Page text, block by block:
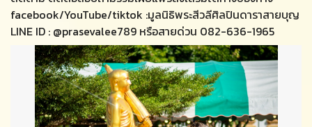
facebook/YouTube/tiktok :มูลนิธิพระสีวลีศิลปินดาราสายบุญ
LINE ID : @prasevalee789 หรือสายด่วน 082-636-1965